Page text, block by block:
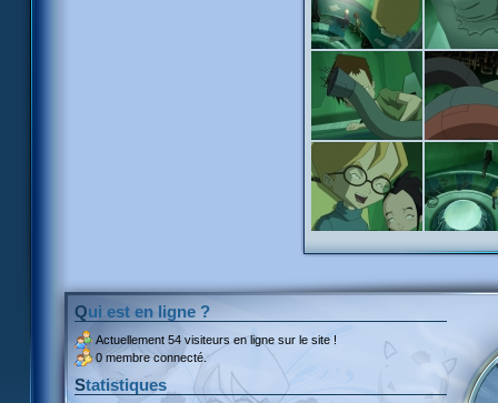
Qui est en ligne ?
Actuellement 54 visiteurs en ligne sur le site !
0 membre connecté.
Statistiques